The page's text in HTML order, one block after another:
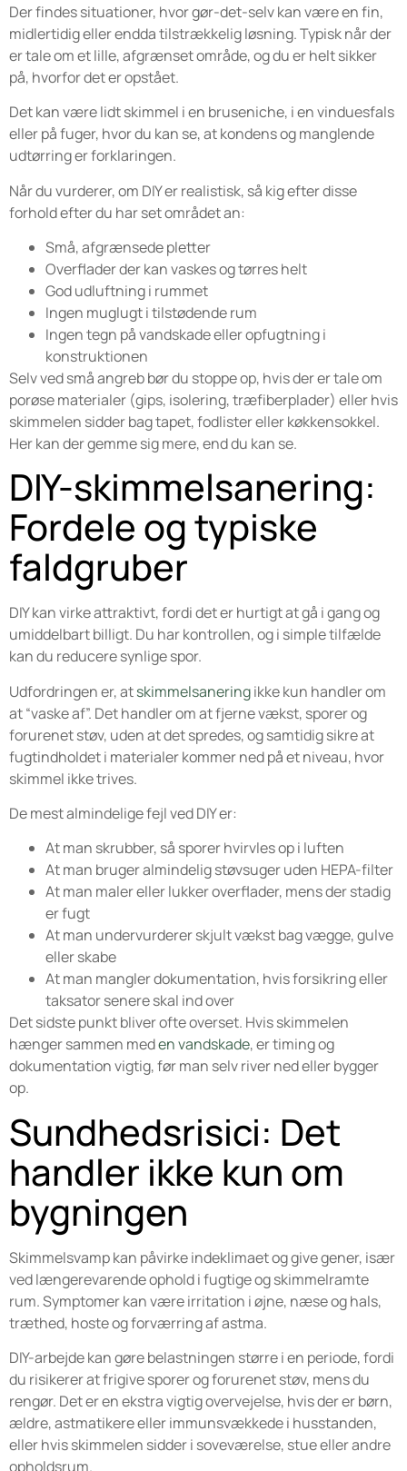
Der findes situationer, hvor gør-det-selv kan være en fin,
midlertidig eller endda tilstrækkelig løsning. Typisk når der
er tale om et lille, afgrænset område, og du er helt sikker
på, hvorfor det er opstået.
Det kan være lidt skimmel i en bruseniche, i en vinduesfals
eller på fuger, hvor du kan se, at kondens og manglende
udtørring er forklaringen.
Når du vurderer, om DIY er realistisk, så kig efter disse
forhold efter du har set området an:
Små, afgrænsede pletter
Overflader der kan vaskes og tørres helt
God udluftning i rummet
Ingen muglugt i tilstødende rum
Ingen tegn på vandskade eller opfugtning i
konstruktionen
Selv ved små angreb bør du stoppe op, hvis der er tale om
porøse materialer (gips, isolering, træfiberplader) eller hvis
skimmelen sidder bag tapet, fodlister eller køkkensokkel.
Her kan der gemme sig mere, end du kan se.
DIY-skimmelsanering:
Fordele og typiske
faldgruber
DIY kan virke attraktivt, fordi det er hurtigt at gå i gang og
umiddelbart billigt. Du har kontrollen, og i simple tilfælde
kan du reducere synlige spor.
Udfordringen er, atskimmelsaneringikke kun handler om
at “vaske af”. Det handler om at fjerne vækst, sporer og
forurenet støv, uden at det spredes, og samtidig sikre at
fugtindholdet i materialer kommer ned på et niveau, hvor
skimmel ikke trives.
De mest almindelige fejl ved DIY er:
At man skrubber, så sporer hvirvles op i luften
At man bruger almindelig støvsuger uden HEPA-filter
At man maler eller lukker overflader, mens der stadig
er fugt
At man undervurderer skjult vækst bag vægge, gulve
eller skabe
At man mangler dokumentation, hvis forsikring eller
taksator senere skal ind over
Det sidste punkt bliver ofte overset. Hvis skimmelen
hænger sammen meden vandskade, er timing og
dokumentation vigtig, før man selv river ned eller bygger
op.
Sundhedsrisici: Det
handler ikke kun om
bygningen
Skimmelsvamp kan påvirke indeklimaet og give gener, især
ved længerevarende ophold i fugtige og skimmelramte
rum. Symptomer kan være irritation i øjne, næse og hals,
træthed, hoste og forværring af astma.
DIY-arbejde kan gøre belastningen større i en periode, fordi
du risikerer at frigive sporer og forurenet støv, mens du
rengør. Det er en ekstra vigtig overvejelse, hvis der er børn,
ældre, astmatikere eller immunsvækkede i husstanden,
eller hvis skimmelen sidder i soveværelse, stue eller andre
opholdsrum.